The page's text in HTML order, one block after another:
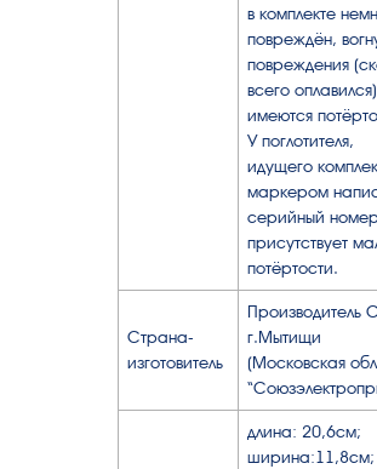
в комплекте
повреждён,
повреждения
всего
имеются
У поглотителя,
идущего
маркером
серийный
присутствует
потёртости.
Страна-
изготовитель
Производитель
г.Мытищи
(Московская
длина: 20,6см;
ширина:11,8см;